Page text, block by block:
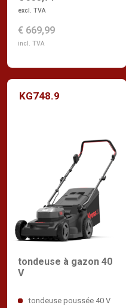
excl. TVA
€ 669,99
incl. TVA
KG748.9
tondeuse à gazon 40
V
tondeuse poussée 40 V